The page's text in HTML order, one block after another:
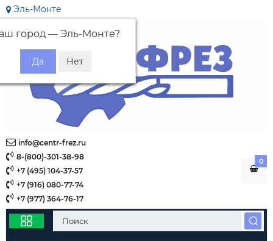
Эль-Монте
город — Эль-Монте?
info@centr-frez.ru
8-(800)-301-38-98
+7 (495) 104-37-57
+7 (916) 080-77-74
+7 (977) 364-76-17
0